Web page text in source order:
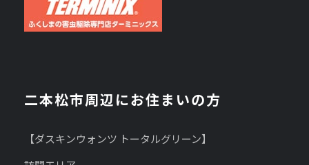
二本松市周辺にお住まいの方
【ダスキンウォンツ トータルグリーン】